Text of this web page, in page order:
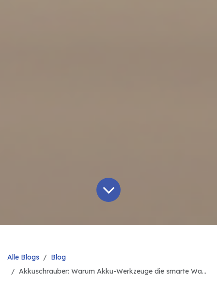
Alle Blogs
Blog
Akkuschrauber: Warum Akku-Werkzeuge die smarte Wahl sind